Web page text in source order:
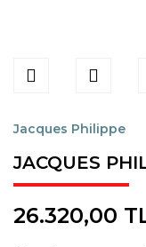
Jacques Philippe
JACQUES
26.320,00